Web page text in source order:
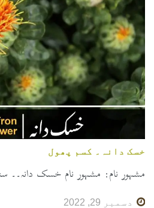
خسک دانہ۔ کسم پھول
مشہور نام: مشہور نام خسک
دسمبر 29, 2022